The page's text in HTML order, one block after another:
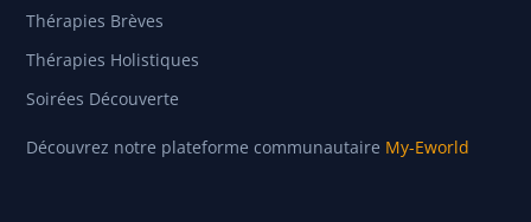
Thérapies Brèves
Thérapies Holistiques
Soirées Découverte
Découvrez notre plateforme communautaire My-Eworld